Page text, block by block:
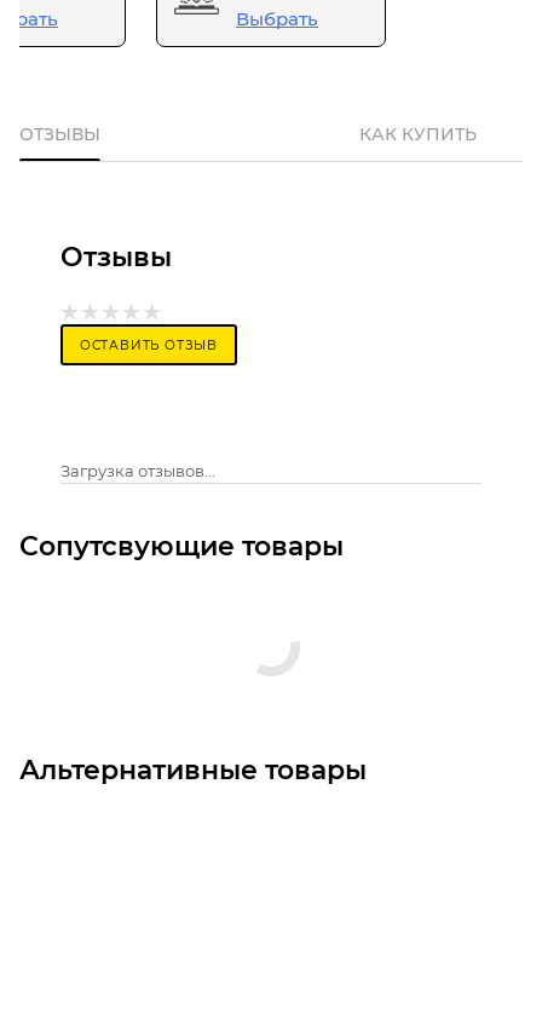
Выбрать
ОТЗЫВЫ КАК КУПИТЬ
Отзывы
ОСТАВИТЬ ОТЗЫВ
Загрузка отзывов...
Сопутсвующие товары
Альтернативные товары